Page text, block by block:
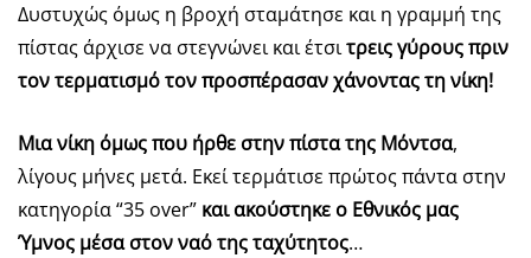
Δυστυχώς όμως η βροχή σταμάτησε και η γραμμή της
πίστας άρχισε να στεγνώνει και έτσιτρεις γύρους πριν
τον τερματισμό τον προσπέρασαν χάνοντας τη νίκη!
Μια νίκη όμως που ήρθε στην πίστα της Μόντσα,
λίγους μήνες μετά. Εκεί τερμάτισε πρώτος πάντα στην
κατηγορία “35 over” και ακούστηκε ο Εθνικός μας
Ύμνος μέσα στον ναό της ταχύτητος…